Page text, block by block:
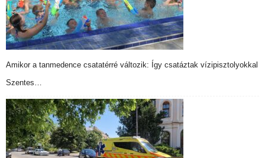
Amikor a tanmedence csatatérré változik: Így csatáztak vízipisztolyokkal
Szentes…